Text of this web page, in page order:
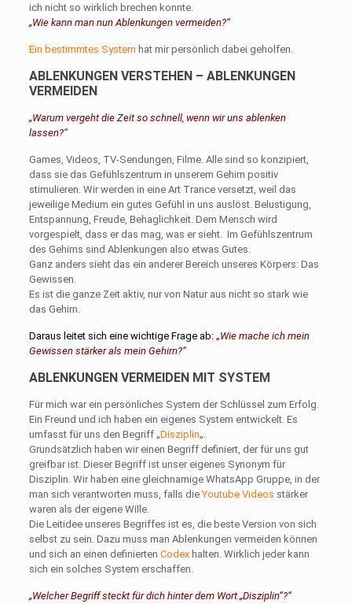
ich nicht so wirklich brechen konnte.
„Wie kann man nun Ablenkungen vermeiden?“
Ein bestimmtes System hat mir persönlich dabei geholfen.
ABLENKUNGEN VERSTEHEN – ABLENKUNGEN
VERMEIDEN
„Warum vergeht die Zeit so schnell, wenn wir uns ablenken
lassen?“
Games, Videos, TV-Sendungen, Filme. Alle sind so konzipiert,
dass sie das Gefühlszentrum in unserem Gehirn positiv
stimulieren. Wir werden in eine Art Trance versetzt, weil das
jeweilige Medium ein gutes Gefühl in uns auslöst. Belustigung,
Entspannung, Freude, Behaglichkeit. Dem Mensch wird
vorgespielt, dass er das mag, was er sieht. Im Gefühlszentrum
des Gehirns sind Ablenkungen also etwas Gutes.
Ganz anders sieht das ein anderer Bereich unseres Körpers: Das
Gewissen.
Es ist die ganze Zeit aktiv, nur von Natur aus nicht so stark wie
das Gehirn.
Daraus leitet sich eine wichtige Frage ab:„Wie mache ich mein
Gewissen stärker als mein Gehirn?“
ABLENKUNGEN VERMEIDEN MIT SYSTEM
Für mich war ein persönliches System der Schlüssel zum Erfolg.
Ein Freund und ich haben ein eigenes System entwickelt. Es
umfasst für uns den Begriff „Disziplin„.
Grundsätzlich haben wir einen Begriff definiert, der für uns gut
greifbar ist. Dieser Begriff ist unser eigenes Synonym für
Disziplin. Wir haben eine gleichnamige WhatsApp Gruppe, in der
man sich verantworten muss, falls dieYoutube Videos stärker
waren als der eigene Wille.
Die Leitidee unseres Begriffes ist es, die beste Version von sich
selbst zu sein. Dazu muss man Ablenkungen vermeiden können
und sich an einen definierten Codexhalten. Wirklich jeder kann
sich ein solches System erschaffen.
„Welcher Begriff steckt für dich hinter dem Wort „Disziplin“?“